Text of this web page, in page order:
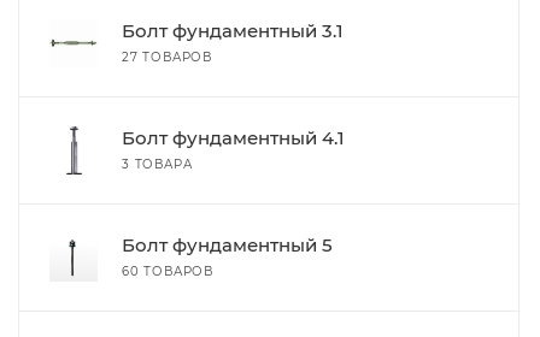
Болт фундаментный 3.1
27 ТОВАРОВ
Болт фундаментный 4.1
3 ТОВАРА
Болт фундаментный 5
60 ТОВАРОВ